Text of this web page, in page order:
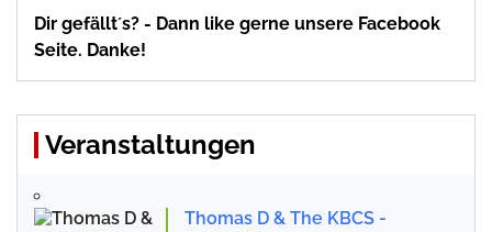
Dir gefällt´s? - Dann like gerne unsere Facebook
Seite. Danke!
Veranstaltungen
Thomas D & The KBCS -